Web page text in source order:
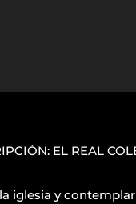
EL REAL
iglesia y